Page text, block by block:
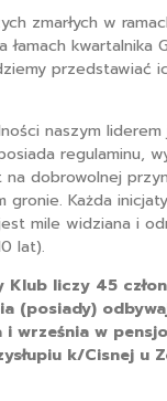
zmarłych w
łamach
przedstawiać
naszym
regulaminu,
dobrowolnej
gronie. Każda
mile widziana i
lat).
Klub liczy 45
(posiady)
i września w
k/Cisnej u